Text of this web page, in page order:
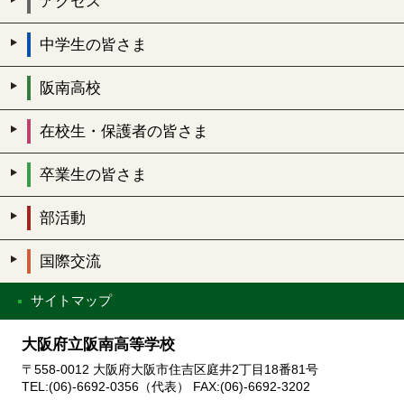
中学生の皆さま
阪南高校
在校生・保護者の皆さま
卒業生の皆さま
部活動
国際交流
サイトマップ
大阪府立阪南高等学校
〒558-0012 大阪府大阪市住吉区庭井2丁目18番81号
TEL:(06)-6692-0356（代表） FAX:(06)-6692-3202